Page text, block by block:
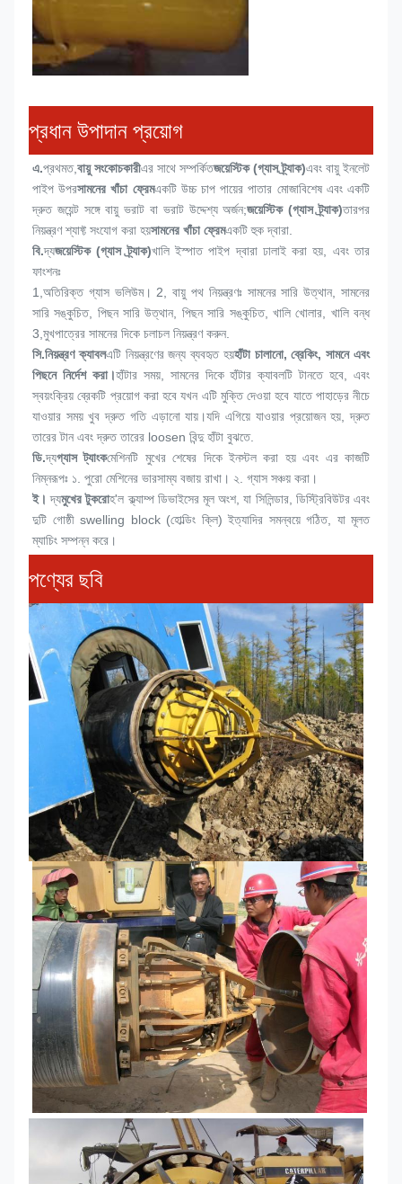
প্রধান উপাদান প্রয়োগ
এ.প্রথমত,বায়ু সংকোচকারীএর সাথে সম্পর্কিতজয়েস্টিক (গ্যাস ট্র্যাক)এবং বায়ু ইনলেট
পাইপ উপরসামনের খাঁচা ফ্রেমএকটি উচ্চ চাপ পায়ের পাতার মোজাবিশেষ এবং একটি
দ্রুত জয়েন্ট সঙ্গে বায়ু ভরাট বা ভরাট উদ্দেশ্য অর্জন;জয়েস্টিক (গ্যাস ট্র্যাক)তারপর
নিয়ন্ত্রণ শ্যাফ্ট সংযোগ করা হয়সামনের খাঁচা ফ্রেমএকটি হুক দ্বারা.
বি.দ্যজয়েস্টিক (গ্যাস ট্র্যাক)খালি ইস্পাত পাইপ দ্বারা ঢালাই করা হয়, এবং তার
ফাংশনঃ
1, অতিরিক্ত গ্যাস ভলিউম। 2, বায়ু পথ নিয়ন্ত্রণঃ সামনের সারি উত্থান, সামনের
সারি সঙ্কুচিত, পিছন সারি উত্থান, পিছন সারি সঙ্কুচিত, খালি খোলার, খালি বন্ধ
3,মুখপাত্রের সামনের দিকে চলাচল নিয়ন্ত্রণ করুন.
সি.নিয়ন্ত্রণ ক্যাবলএটি নিয়ন্ত্রণের জন্য ব্যবহৃত হয়হাঁটা চালানো, ব্রেকিং, সামনে এবং
পিছনে নির্দেশ করা।হাঁটার সময়, সামনের দিকে হাঁটার ক্যাবলটি টানতে হবে, এবং
স্বয়ংক্রিয় ব্রেকটি প্রয়োগ করা হবে যখন এটি মুক্তি দেওয়া হবে যাতে পাহাড়ের নীচে
যাওয়ার সময় খুব দ্রুত গতি এড়ানো যায়।যদি এগিয়ে যাওয়ার প্রয়োজন হয়, দ্রুত
তারের টান এবং দ্রুত তারের loosen বিন্দু হাঁটা বুঝতে.
ডি.দ্যগ্যাস ট্যাংকমেশিনটি মুখের শেষের দিকে ইনস্টল করা হয় এবং এর কাজটি
নিম্নরূপঃ ১. পুরো মেশিনের ভারসাম্য বজায় রাখা। ২. গ্যাস সঞ্চয় করা।
ই। দ্যমুখের টুকরোহ'ল ক্ল্যাম্প ডিভাইসের মূল অংশ, যা সিলিন্ডার, ডিস্ট্রিবিউটর এবং
দুটি গোষ্ঠী swelling block (হোল্ডিং ক্লি) ইত্যাদির সমন্বয়ে গঠিত, যা মূলত
ম্যাচিং সম্পন্ন করে।
পণ্যের ছবি